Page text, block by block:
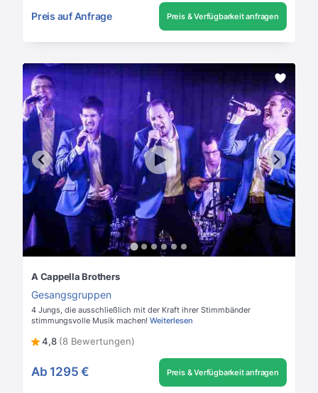
Preis auf Anfrage Preis & Verfügbarkeit anfragen
A Cappella Brothers
Gesangsgruppen
4 Jungs, die ausschließlich mit der Kraft ihrer Stimmbänder
stimmungsvolle Musik machen! Weiterlesen
4,8 (8 Bewertungen)
Ab 1295 € Preis & Verfügbarkeit anfragen